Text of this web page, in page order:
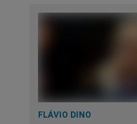
FLÁVIO DINO